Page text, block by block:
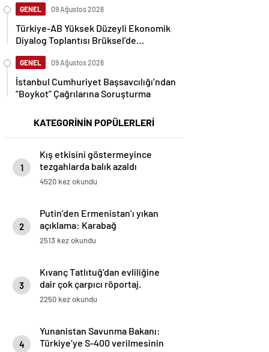
GENEL 09 Ağustos 2026
Türkiye-AB Yüksek Düzeyli Ekonomik
Diyalog Toplantısı Brüksel’de
GENEL 09 Ağustos 2026
İstanbul Cumhuriyet Başsavcılığı’ndan
“Boykot” Çağrılarına Soruşturma
KATEGORİNİN POPÜLERLERİ
1
Kış etkisini göstermeyince
tezgahlarda balık azaldı
4520 kez okundu
2
Putin’den Ermenistan’ı yıkan
açıklama: Karabağ
Azerbaycan’ın ayrılmaz bir
2513 kez okundu
3
Kıvanç Tatlıtuğ’dan evliliğine
dair çok çarpıcı röportaj.
2250 kez okundu
4
Yunanistan Savunma Bakanı:
Türkiye’ye S-400 verilmesinin